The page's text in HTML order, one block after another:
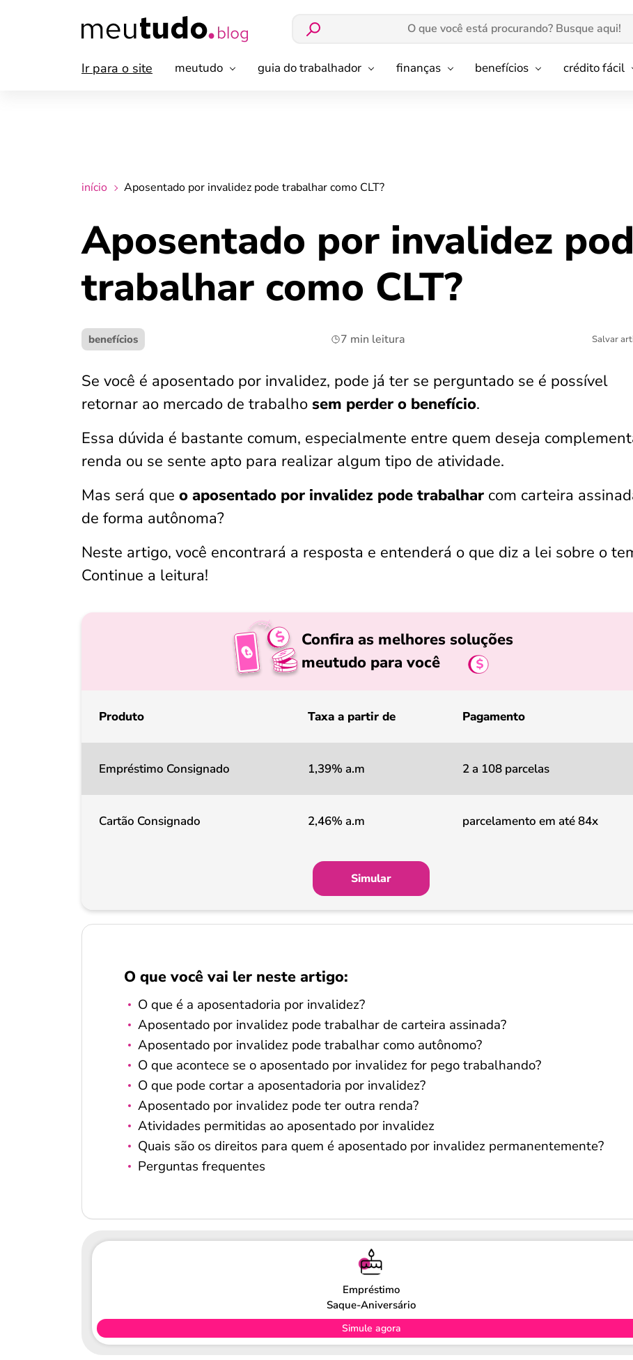
Ir para o site meutudo guia do trabalhador finanças benefícios crédito fácil
início Aposentado por invalidez pode trabalhar como CLT?
Aposentado por invalidez
trabalhar como CLT?
benefícios 7 min leitura Salvar
Se você é aposentado por invalidez, pode já ter se perguntado se é possível
retornar ao mercado de trabalho sem perder o benefício.
Essa dúvida é bastante comum, especialmente entre quem deseja
renda ou se sente apto para realizar algum tipo de atividade.
Mas será que o aposentado por invalidez pode trabalhar com carteira
de forma autônoma?
Neste artigo, você encontrará a resposta e entenderá o que diz a lei sobre o
Continue a leitura!
Confira as melhores soluções
meutudo para você
Produto Taxa a partir de Pagamento
Empréstimo Consignado 1,39% a.m 2 a 108 parcelas
Cartão Consignado 2,46% a.m parcelamento em até 84x
Simular
O que você vai ler neste artigo:
O que é a aposentadoria por invalidez?
Aposentado por invalidez pode trabalhar de carteira assinada?
Aposentado por invalidez pode trabalhar como autônomo?
O que acontece se o aposentado por invalidez for pego trabalhando?
O que pode cortar a aposentadoria por invalidez?
Aposentado por invalidez pode ter outra renda​?
Atividades permitidas ao aposentado por invalidez
Quais são os direitos para quem é aposentado por invalidez permanentemente?
Perguntas frequentes
Empréstimo
Saque-Aniversário
Simule agora